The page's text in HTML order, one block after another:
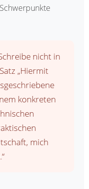
nicht in
„Hiermit
konkreten
mich